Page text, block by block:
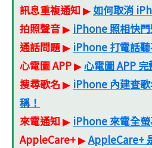
訊息重複通知 ▶ 如何取消
拍照聲音▶ iPhone 照相快
通話問題▶ iPhone 打電話
心電圖 APP▶心電圖 APP 完
搜尋歌名▶ iPhone 內建查
稱！
來電通知 ▶ iPhone 來電全
AppleCare+▶AppleCare+